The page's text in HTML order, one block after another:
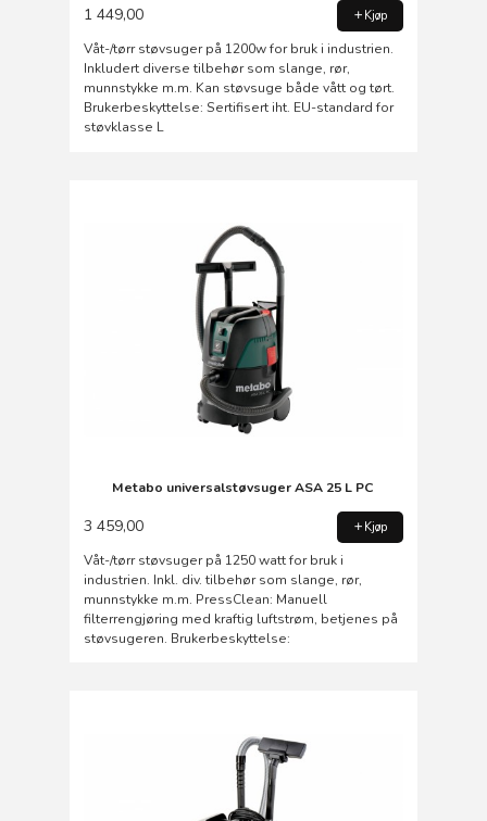
1 449,00 Kjøp
Våt-/tørr støvsuger på 1200w for bruk i industrien.
Inkludert diverse tilbehør som slange, rør,
munnstykke m.m. Kan støvsuge både vått og tørt.
Brukerbeskyttelse: Sertifisert iht. EU-standard for
støvklasse L
Metabo universalstøvsuger ASA 25 L PC
3 459,00 Kjøp
Våt-/tørr støvsuger på 1250 watt for bruk i
industrien. Inkl. div. tilbehør som slange, rør,
munnstykke m.m. PressClean: Manuell
filterrengjøring med kraftig luftstrøm, betjenes på
støvsugeren. Brukerbeskyttelse: